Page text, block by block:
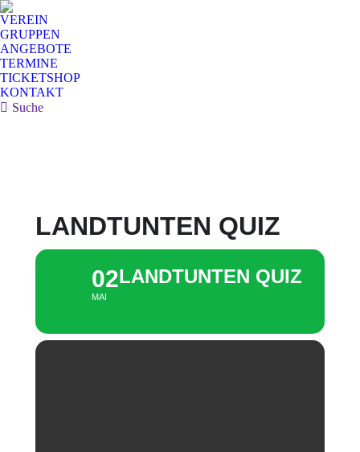
VEREIN
GRUPPEN
ANGEBOTE
TERMINE
TICKETSHOP
KONTAKT
Search:
Suche
LANDTUNTEN QUIZ
02
MAI
LANDTUNTEN QUIZ